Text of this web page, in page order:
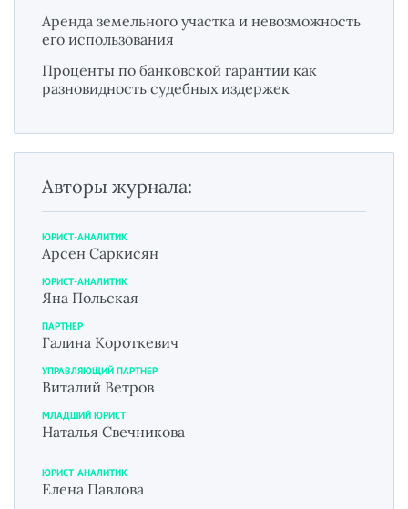
Аренда земельного участка и невозможность
его использования
Проценты по банковской гарантии как
разновидность судебных издержек
Авторы журнала:
ЮРИСТ-АНАЛИТИК
Арсен Саркисян
ЮРИСТ-АНАЛИТИК
Яна Польская
ПАРТНЕР
Галина Короткевич
УПРАВЛЯЮЩИЙ ПАРТНЕР
Виталий Ветров
МЛАДШИЙ ЮРИСТ
Наталья Свечникова
ЮРИСТ-АНАЛИТИК
Елена Павлова